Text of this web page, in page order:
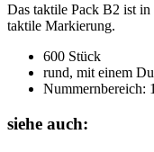
Das taktile Pack B2 ist in
taktile Markierung.
600 Stück
rund, mit einem
Nummernbereich:
siehe auch: